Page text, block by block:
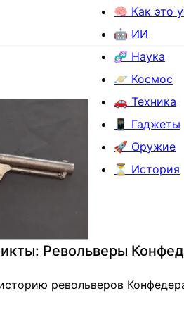
🧠 Как это
🤖 ИИ
🧬 Наука
🪐 Космос
🚗 Техника
📱 Гаджеты
🚀 Оружие
⏳ История
Револьверы
револьверов